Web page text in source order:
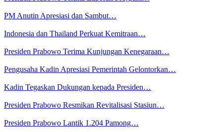
PM Anutin Apresiasi dan Sambut…
Indonesia dan Thailand Perkuat Kemitraan…
Presiden Prabowo Terima Kunjungan Kenegaraan…
Pengusaha Kadin Apresiasi Pemerintah Gelontorkan…
Kadin Tegaskan Dukungan kepada Presiden…
Presiden Prabowo Resmikan Revitalisasi Stasiun…
Presiden Prabowo Lantik 1.204 Pamong…